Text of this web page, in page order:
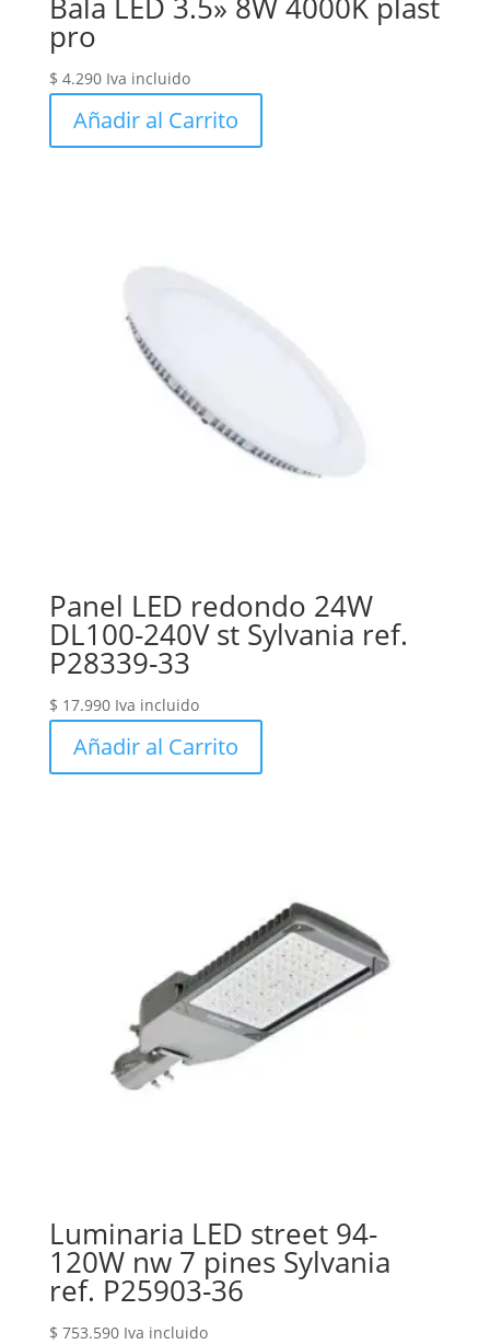
pro
$ 4.290 Iva incluido
Añadir al Carrito
Panel LED redondo 24W
DL100-240V st Sylvania ref.
P28339-33
$ 17.990 Iva incluido
Añadir al Carrito
Luminaria LED street 94-
120W nw 7 pines Sylvania
ref. P25903-36
$ 753.590 Iva incluido